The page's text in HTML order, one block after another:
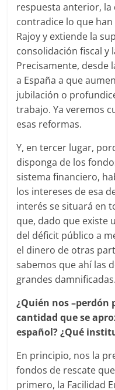
respuesta anterior,
contradice lo que
Rajoy y extiende la
consolidación fiscal y
Precisamente, desde
a España a que
jubilación o
trabajo. Ya veremos
esas reformas.
Y, en tercer lugar,
disponga de los
sistema financiero,
los intereses de esa
interés se situará en
que, dado que existe
del déficit público a
el dinero de otras
sabemos que ahí las
grandes damnificadas.
¿Quién nos –perdón
cantidad que se
español? ¿Qué
En principio, nos la
fondos de rescate
primero, la Facilidad